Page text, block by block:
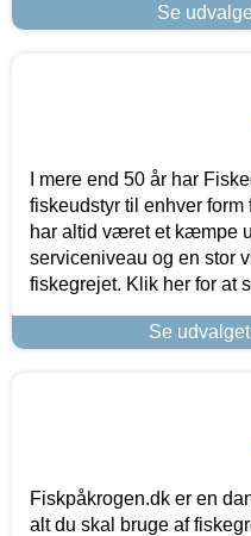
Se
I mere end 50 år har
fiskeudstyr til enhver
har altid været et kæmpe
serviceniveau og en stor
fiskegrejet. Klik her for at
Se
Fiskpåkrogen.dk er en
alt du skal bruge af